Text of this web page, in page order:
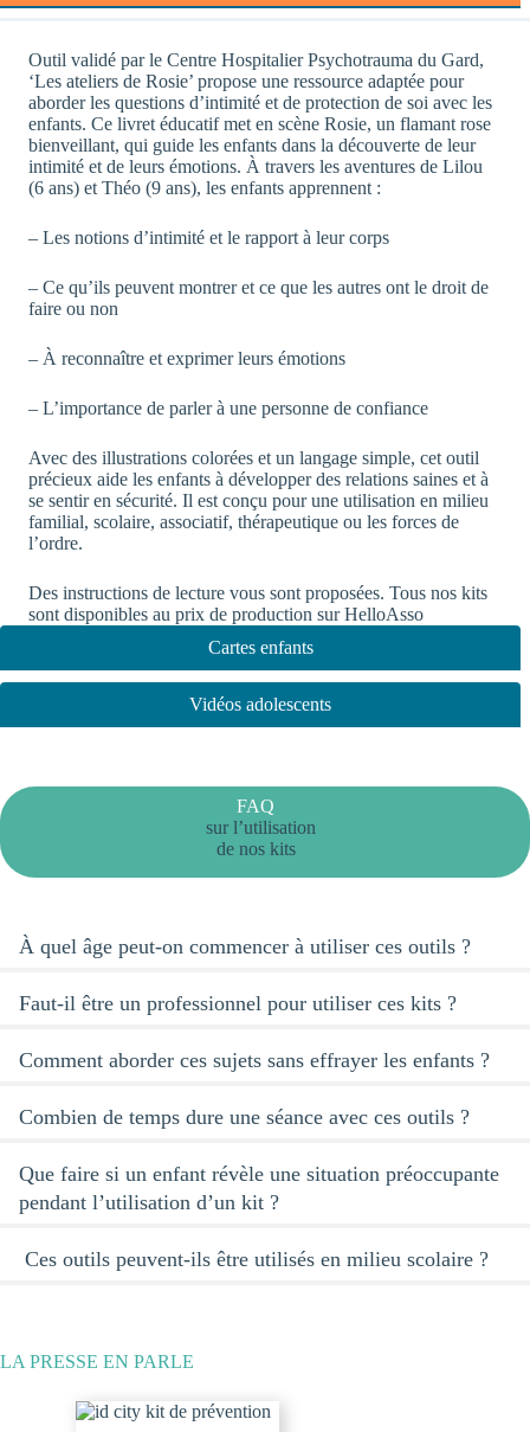
Outil validé par le Centre Hospitalier Psychotrauma du Gard,
‘Les ateliers de Rosie’ propose une ressource adaptée pour
aborder les questions d’intimité et de protection de soi avec les
enfants. Ce livret éducatif met en scène Rosie, un flamant rose
bienveillant, qui guide les enfants dans la découverte de leur
intimité et de leurs émotions. À travers les aventures de Lilou
(6 ans) et Théo (9 ans), les enfants apprennent :
– Les notions d’intimité et le rapport à leur corps
– Ce qu’ils peuvent montrer et ce que les autres ont le droit de
faire ou non
– À reconnaître et exprimer leurs émotions
– L’importance de parler à une personne de confiance
Avec des illustrations colorées et un langage simple, cet outil
précieux aide les enfants à développer des relations saines et à
se sentir en sécurité. Il est conçu pour une utilisation en milieu
familial, scolaire, associatif, thérapeutique ou les forces de
l’ordre.
Des instructions de lecture vous sont proposées. Tous nos kits
sont disponibles au prix de production surHelloAsso
Cartes enfants
Vidéos adolescents
FAQ
sur l’utilisation
de nos kits
À quel âge peut-on commencer à utiliser ces outils ?
Faut-il être un professionnel pour utiliser ces kits ?
Comment aborder ces sujets sans effrayer les enfants ?
Combien de temps dure une séance avec ces outils ?
Que faire si un enfant révèle une situation préoccupante
pendant l’utilisation d’un kit ?
Ces outils peuvent-ils être utilisés en milieu scolaire ?
LA PRESSE EN PARLE